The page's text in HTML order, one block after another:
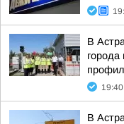
В
19:40
В